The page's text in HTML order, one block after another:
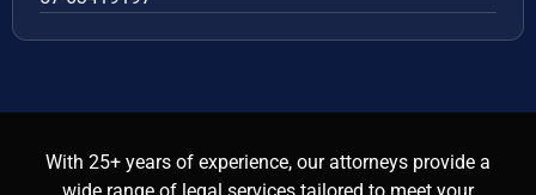
With 25+ years of experience, our attorneys provide a
wide range of legal services tailored to meet your